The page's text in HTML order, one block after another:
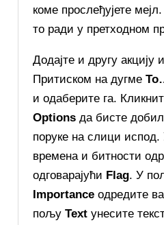
коме прослеђујете
то ради у претходном
Додајте и другу акцију
Притиском на дугме
и одаберите га.
Options да бисте
поруке на слици
времена и битности
одговарајући Flag. У
Importance одредите
пољуText унесите